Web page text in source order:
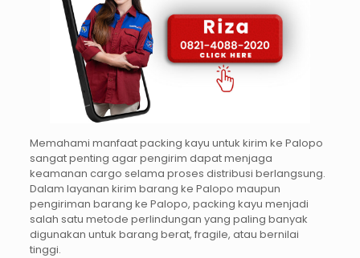
Memahami manfaat packing kayu untuk kirim ke Palopo
sangat penting agar pengirim dapat menjaga
keamanan cargo selama proses distribusi berlangsung.
Dalam layanan kirim barang ke Palopo maupun
pengiriman barang ke Palopo, packing kayu menjadi
salah satu metode perlindungan yang paling banyak
digunakan untuk barang berat, fragile, atau bernilai
tinggi.